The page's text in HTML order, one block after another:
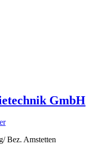
GmbH
Bez. Amstetten